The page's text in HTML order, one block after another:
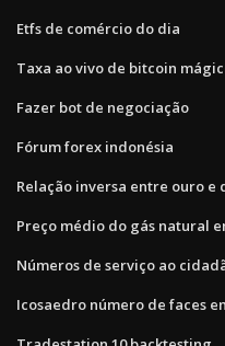
Etfs de comércio do dia
Taxa ao vivo de bitcoin
Fazer bot de negociação
Fórum forex indonésia
Relação inversa entre ouro e
Preço médio do gás natural
Números de serviço ao
Icosaedro número de faces